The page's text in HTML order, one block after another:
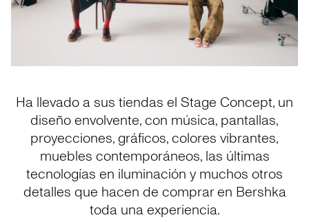
Ha llevado a sus tiendas el Stage Concept, un
diseño envolvente, con música, pantallas,
proyecciones, gráficos, colores vibrantes,
muebles contemporáneos, las últimas
tecnologías en iluminación y muchos otros
detalles que hacen de comprar en Bershka
toda una experiencia.